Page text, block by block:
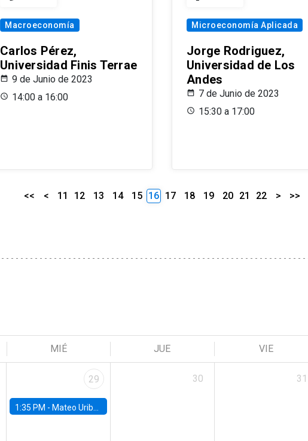
Macroeconomía
Carlos Pérez,
Universidad Finis Terrae
9 de Junio de 2023
14:00 a 16:00
Microeconomía Aplicada
Jorge Rodriguez,
Universidad de Los
Andes
7 de Junio de 2023
15:30 a 17:00
<< < 11 12 13 14 15 16 17 18 19 20 21 22 > >>
MIÉ JUE VIE
29
1:35 PM - Mateo Uribe-Castro, Universidad de los Andes (Colombia)
30 31